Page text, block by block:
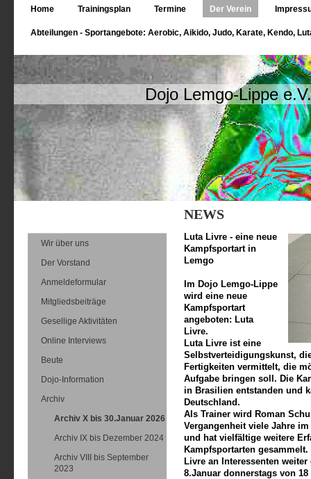
Home Trainingsplan Termine Der Verein
Abteilungen - Sportangebote: Aerobic, Aikido, Judo, Karate, Kendo,
Dojo Lemgo-Lippe
Wir über uns
Der Vorstand
Anmeldeformular
Mitgliedsbeiträge
Gesellige Aktivitäten
Online Interviews
Beute
Dojo-Information
Archiv
Archiv X bis 30.Januar 2026
Archiv IX bis Dezember 2024
Archiv VIII bis September
2023
NEWS
Luta Livre - eine neue
Kampfsportart in
Lemgo
Im Dojo Lemgo-Lippe
wird eine neue
Kampfsportart
angeboten: Luta
Livre.
Luta Livre ist eine
Selbstverteidigungskunst,
Fertigkeiten vermittelt, die
Aufgabe bringen soll. Die
in Brasilien entstanden und
Deutschland.
Als Trainer wird Roman
Vergangenheit viele Jahre
und hat vielfältige weitere
Kampfsportarten
Livre an Interessenten
8.Januar donnerstags von